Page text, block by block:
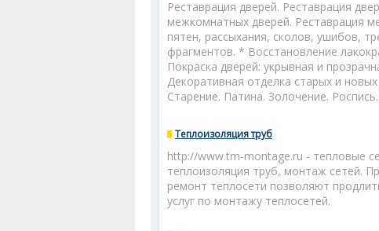
Реставрация дверей. Реставрация
межкомнатных дверей. Реставрация
пятен, рассыхания, сколов, ушибов,
фрагментов. * Восстановление
Покраска дверей: укрывная и
Декоративная отделка старых и
Старение. Патина. Золочение.
Теплоизоляция труб
http://www.tm-montage.ru - тепловые
теплоизоляция труб, монтаж сетей.
ремонт теплосети позволяют
услуг по монтажу теплосетей.